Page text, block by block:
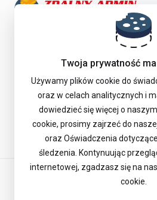
Oferta
Pomoc Techniczna
Polski
Twoja prywatność
Używamy plików cookie do
oraz w celach analitycznych i
dowiedzieć się więcej o
cookie, prosimy zajrzeć do
oraz Oświadczenia
śledzenia. Kontynuując
internetowej, zgadzasz się na
cookie.